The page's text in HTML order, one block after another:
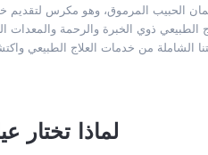
الحبيب المرموق، وهو مكرس لتقديم
ذوي الخبرة والرحمة والمعدات
الشاملة من خدمات العلاج الطبيعي
لماذا تختار